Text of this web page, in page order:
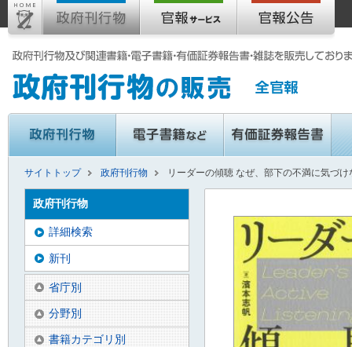
サイトトップ 政府刊行物 リーダーの傾聴 なぜ、部下の不満に気づけ
政府刊行物
詳細検索
新刊
省庁別
分野別
書籍カテゴリ別